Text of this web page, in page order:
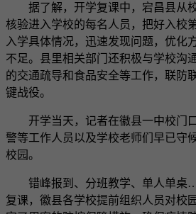
据了解，开学复课中，宕昌县从
核验进入学校的每名人员，把好入校
入学具体情况，迅速发现问题，优化
不足。县里相关部门还积极与学校沟
的交通疏导和食品安全等工作，联防
键战役。
开学当天，记者在徽县一中校门
警等工作人员以及学校老师们早已守
校园。
错峰报到、分班教学、单人单桌
复课，徽县各学校提前组织人员对校